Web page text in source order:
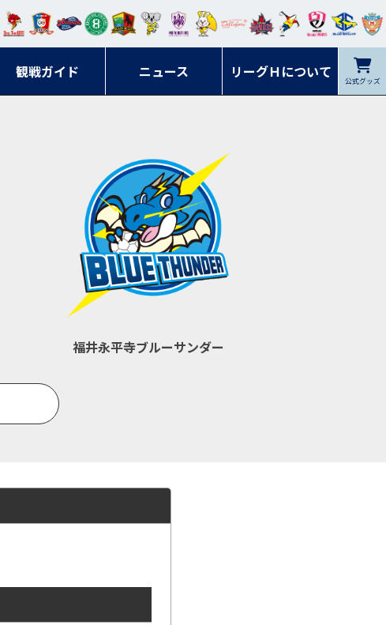
観戦ガイド ニュース リーグＨについて 公式グッズ
ンウ
ルヴ
ス福
ルネ コラ
ンマ
ーレ
ービ
ー石
ック 名古
オレ
ット
ツ
フォ
ーレ
岡山
イプ
ルレ
ッズ
シラ トピ
ンデ
ィー
クヤ
鹿児
島
福井永平寺ブルーサンダー